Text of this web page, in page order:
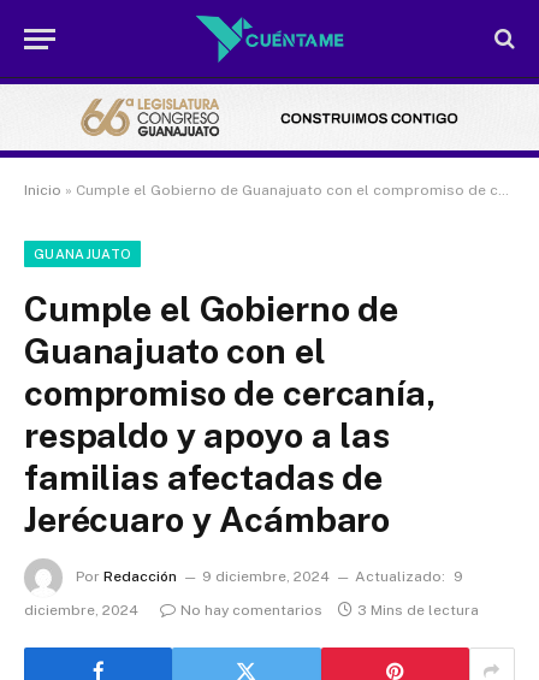
Inicio » Cumple el Gobierno de Guanajuato con el compromiso de cercanía, respaldo y apoyo a las familias afectadas de Jerécuaro y Acámbaro
GUANAJUATO
Cumple el Gobierno de
Guanajuato con el
compromiso de cercanía,
respaldo y apoyo a las
familias afectadas de
Jerécuaro y Acámbaro
Por Redacción 9 diciembre, 2024 Actualizado:
9
diciembre, 2024
No hay comentarios 3 Mins de lectura